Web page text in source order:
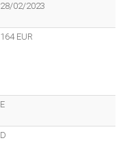
28/02/2023
164 EUR
E
D